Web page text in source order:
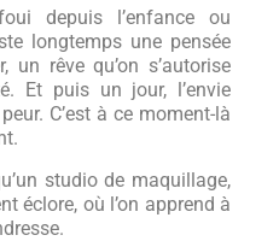
depuis l’enfance ou
longtemps une pensée
un rêve qu’on s’autorise
Et puis un jour, l’envie
C’est à ce moment-là
studio de maquillage,
éclore, où l’on apprend à